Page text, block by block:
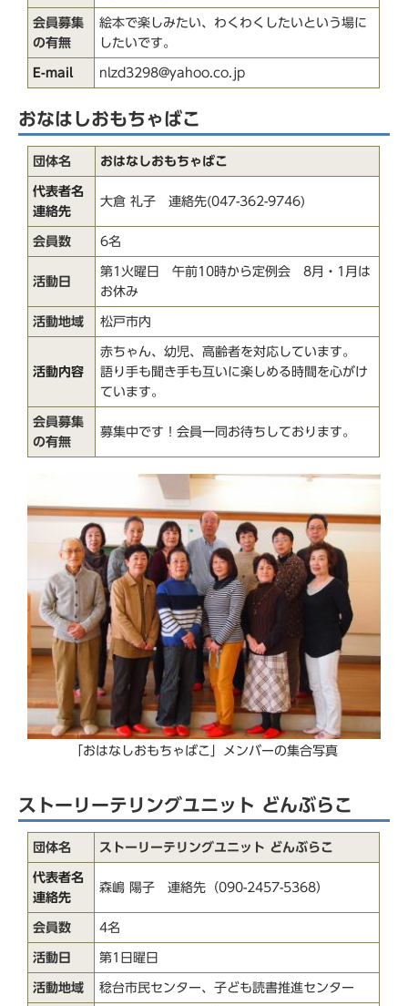
会員募集
の有無
絵本で楽しみたい、わくわくしたいという場に
したいです。
E-mail nlzd3298@yahoo.co.jp
おなはしおもちゃばこ
団体名 おはなしおもちゃばこ
代表者名
連絡先
大倉 礼子 連絡先(047-362-9746)
会員数 6名
活動日
第1火曜日 午前10時から定例会 8月・1月は
お休み
活動地域 松戸市内
活動内容
赤ちゃん、幼児、高齢者を対応しています。
語り手も聞き手も互いに楽しめる時間を心がけ
ています。
会員募集
の有無
募集中です！会員一同お待ちしております。
「おはなしおもちゃばこ」メンバーの集合写真
ストーリーテリングユニット どんぶらこ
団体名 ストーリーテリングユニット どんぶらこ
代表者名
連絡先
森嶋 陽子 連絡先（090-2457-5368）
会員数 4名
活動日 第1日曜日
活動地域 稔台市民センター、子ども読書推進センター